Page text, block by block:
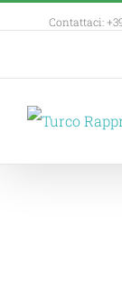
Contattaci: